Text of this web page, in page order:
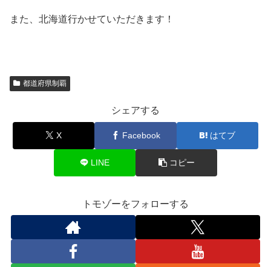
また、北海道行かせていただきます！
都道府県制覇
シェアする
X Facebook はてブ
LINE コピー
トモゾーをフォローする